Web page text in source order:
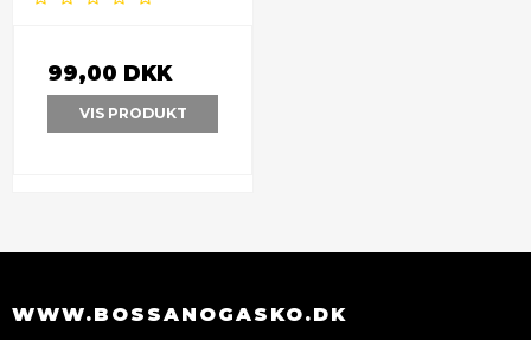
99,00 DKK
VIS PRODUKT
WWW.BOSSANOGASKO.DK